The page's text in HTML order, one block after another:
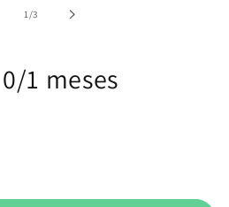
1/de
3
1 meses